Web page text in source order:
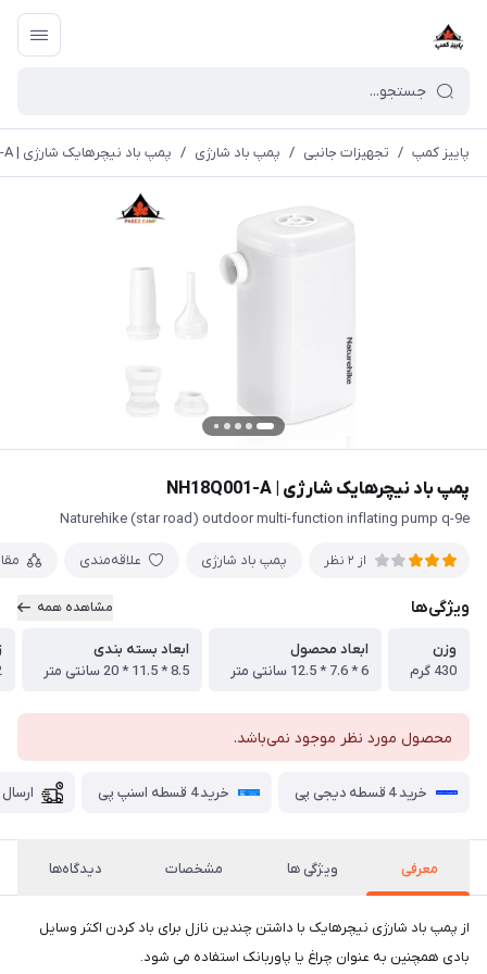
پاییز کمپ / تجهیزات جانبی / پمپ باد شارژی / پمپ باد نیچرهایک شارژی | NH18Q001-A
پمپ باد نیچرهایک شارژی | NH18Q001-A
Naturehike (star road) outdoor multi-function inflating pump q-9e
از 2 نظر پمپ باد شارژی علاقه‌مندی
ویژگی‌ها مشاهده همه
وزن
430 گرم
ابعاد محصول
6 * 7.6 * 12.5 سانتی متر
ابعاد بسته بندی
8.5 * 11.5 * 20 سانتی متر
2
محصول مورد نظر موجود نمی‌باشد.
خرید 4 قسطه دیجی پی خرید 4 قسطه اسنپ پی
معرفی ویژگی ها مشخصات دیدگاه‌ها
از پمپ باد شارژی نیچرهایک با داشتن چندین نازل برای باد کردن اکثر وسایل
بادی همچنین به عنوان چراغ یا پاوربانک استفاده می شود.